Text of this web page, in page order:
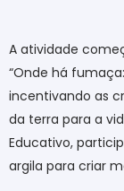
A atividade
“Onde há
incentivando as
da terra para a
Educativo,
argila para criar